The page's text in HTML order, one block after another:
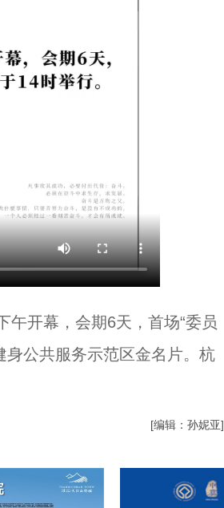
开幕，会期6天，首场“委员
身公共服务示范区金名片。杭
[编辑：孙妮亚]